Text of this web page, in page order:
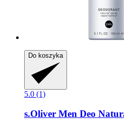
Do koszyka
5.0 (1)
s.Oliver Men Deo